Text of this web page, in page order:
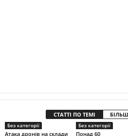
СТАТТІ ПО ТЕМІ
Без категорії
Атака дронів на склади
Без категорії
Понад 60